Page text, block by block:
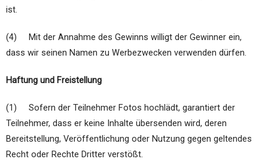
ist.
(4) Mit der Annahme des Gewinns willigt der Gewinner ein,
dass wir seinen Namen zu Werbezwecken verwenden dürfen.
Haftung und Freistellung
(1) Sofern der Teilnehmer Fotos hochlädt, garantiert der
Teilnehmer, dass er keine Inhalte übersenden wird, deren
Bereitstellung, Veröffentlichung oder Nutzung gegen geltendes
Recht oder Rechte Dritter verstößt.